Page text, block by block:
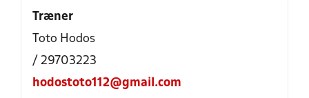
Træner
Toto Hodos
/ 29703223
hodostoto112@gmail.com